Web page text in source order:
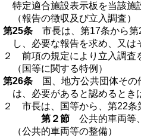
特定適合施設表示板を当該施
（報告の徴収及び立入調査）
第25条 市長は、第17条から第
し、必要な報告を求め、又
２ 前項の規定により立入調査
（国等に関する特例）
第26条 国、地方公共団体その
は、必要があると認めるとき
２ 市長は、国等から、第22条
第２節 公共的車両等
（公共的車両等の整備）